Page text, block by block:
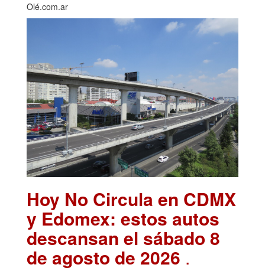
Olé.com.ar
Hoy No Circula en CDMX
y Edomex: estos autos
descansan el sábado 8
de agosto de 2026 .